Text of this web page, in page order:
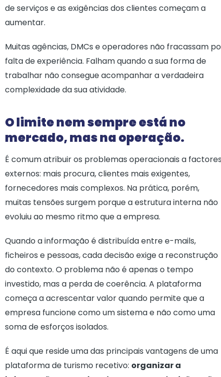
de serviços e as exigências dos clientes começam a
aumentar.
Muitas agências, DMCs e operadores não fracassam
falta de experiência. Falham quando a sua forma de
trabalhar não consegue acompanhar a verdadeira
complexidade da sua atividade.
O limite nem sempre está no
mercado, mas na operação.
É comum atribuir os problemas operacionais a
externos: mais procura, clientes mais exigentes,
fornecedores mais complexos. Na prática, porém,
muitas tensões surgem porque a estrutura interna não
evoluiu ao mesmo ritmo que a empresa.
Quando a informação é distribuída entre e-mails,
ficheiros e pessoas, cada decisão exige a reconstrução
do contexto. O problema não é apenas o tempo
investido, mas a perda de coerência. A plataforma
começa a acrescentar valor quando permite que a
empresa funcione como um sistema e não como uma
soma de esforços isolados.
É aqui que reside uma das principais vantagens de uma
plataforma de turismo recetivo: organizar a